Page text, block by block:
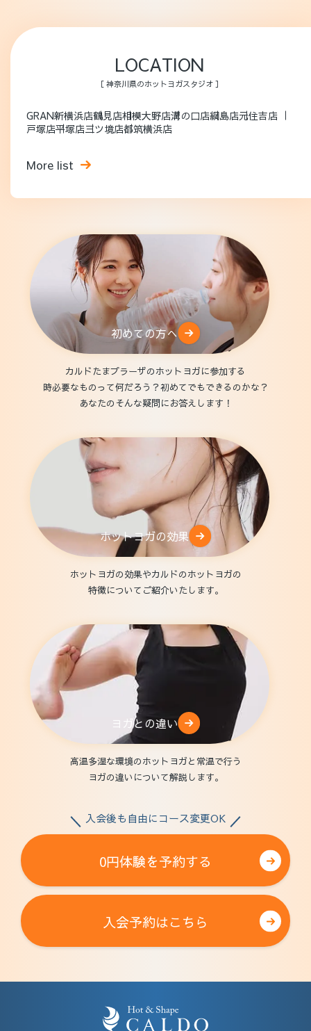
LOCATION
［ 神奈川県のホットヨガスタジオ ］
GRAN新横浜店鶴見店相模大野店溝の口店綱島店元住吉店
戸塚店平塚店三ツ境店都筑横浜店
More list
初めての方へ
カルドたまプラーザのホットヨガに参加する
時必要なものって何だろう？初めてでもできるのかな？
あなたのそんな疑問にお答えします！
ホットヨガの効果
ホットヨガの効果やカルドのホットヨガの
特徴についてご紹介いたします。
ヨガとの違い
高温多湿な環境のホットヨガと常温で行う
ヨガの違いについて解説します。
入会後も自由にコース変更OK
0円体験を予約する
入会予約はこちら